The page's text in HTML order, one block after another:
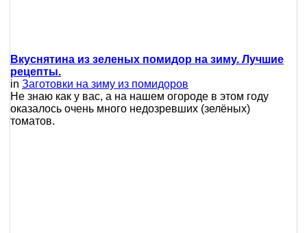
Вкуснятина из зеленых помидор на зиму. Лучшие
рецепты.
in Заготовки на зиму из помидоров
Не знаю как у вас, а на нашем огороде в этом году
оказалось очень много недозревших (зелёных)
томатов.